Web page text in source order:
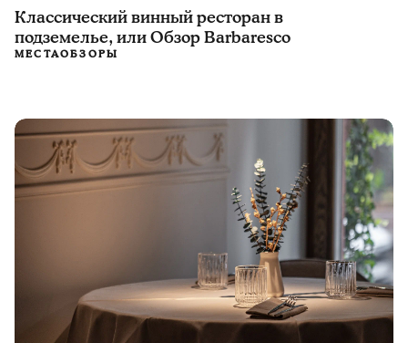
Классический винный ресторан в
подземелье, или Обзор Barbaresco
МЕСТАОБЗОРЫ